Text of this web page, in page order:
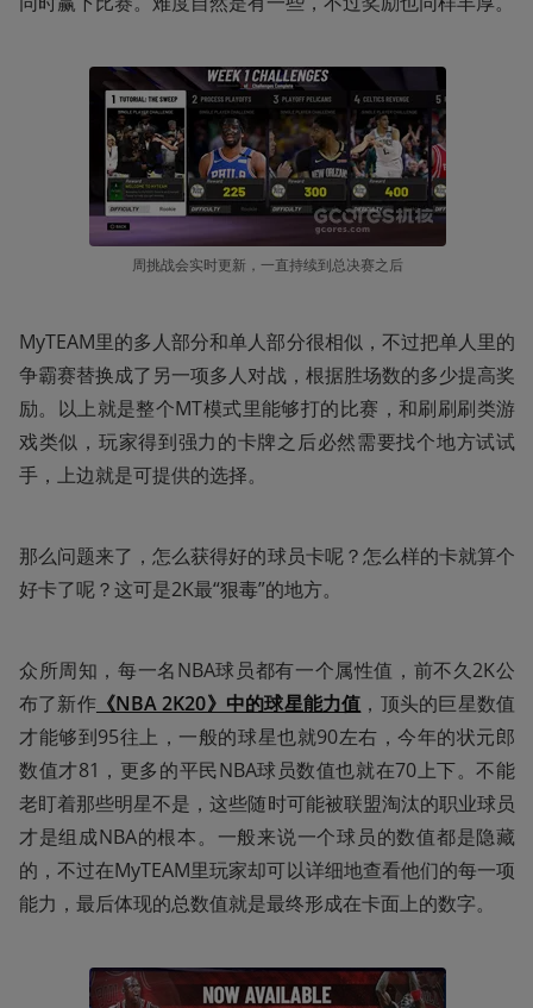
周挑战会实时更新，一直持续到总决赛之后
MyTEAM里的多人部分和单人部分很相似，不过把单人里的
争霸赛替换成了另一项多人对战，根据胜场数的多少提高奖
励。以上就是整个MT模式里能够打的比赛，和刷刷刷类游
戏类似，玩家得到强力的卡牌之后必然需要找个地方试试
手，上边就是可提供的选择。
那么问题来了，怎么获得好的球员卡呢？怎么样的卡就算个
好卡了呢？这可是2K最“狠毒”的地方。
众所周知，每一名NBA球员都有一个属性值，前不久2K公
布了新作《NBA 2K20》中的球星能力值 ，顶头的巨星数值
才能够到95往上，一般的球星也就90左右，今年的状元郎
数值才81，更多的平民NBA球员数值也就在70上下。不能
老盯着那些明星不是，这些随时可能被联盟淘汰的职业球员
才是组成NBA的根本。一般来说一个球员的数值都是隐藏
的，不过在MyTEAM里玩家却可以详细地查看他们的每一项
能力，最后体现的总数值就是最终形成在卡面上的数字。